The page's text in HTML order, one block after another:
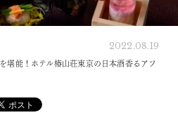
堪能！ホテル椿山荘東京の日本酒香るアフ
2022.08.19